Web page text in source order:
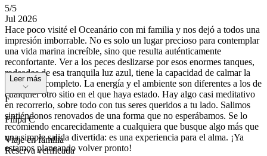
5/5
Jul 2026
Hace poco visité el Oceanário con mi familia y nos dejó a todos una
impresión imborrable. No es solo un lugar precioso para contemplar
una vida marina increíble, sino que resulta auténticamente
reconfortante. Ver a los peces deslizarse por esos enormes tanques,
rodeados de esa tranquila luz azul, tiene la capacidad de calmar la
mente por completo. La energía y el ambiente son diferentes a los de
cualquier otro sitio en el que haya estado. Hay algo casi meditativo
en recorrerlo, sobre todo con tus seres queridos a tu lado. Salimos
sintiéndonos renovados de una forma que no esperábamos. Se lo
recomiendo encarecidamente a cualquiera que busque algo más que
una simple salida divertida: es una experiencia para el alma. ¡Ya
estamos planeando volver pronto!
Leer más
F
Filipa C
Viaje en familia
Reserva verificada